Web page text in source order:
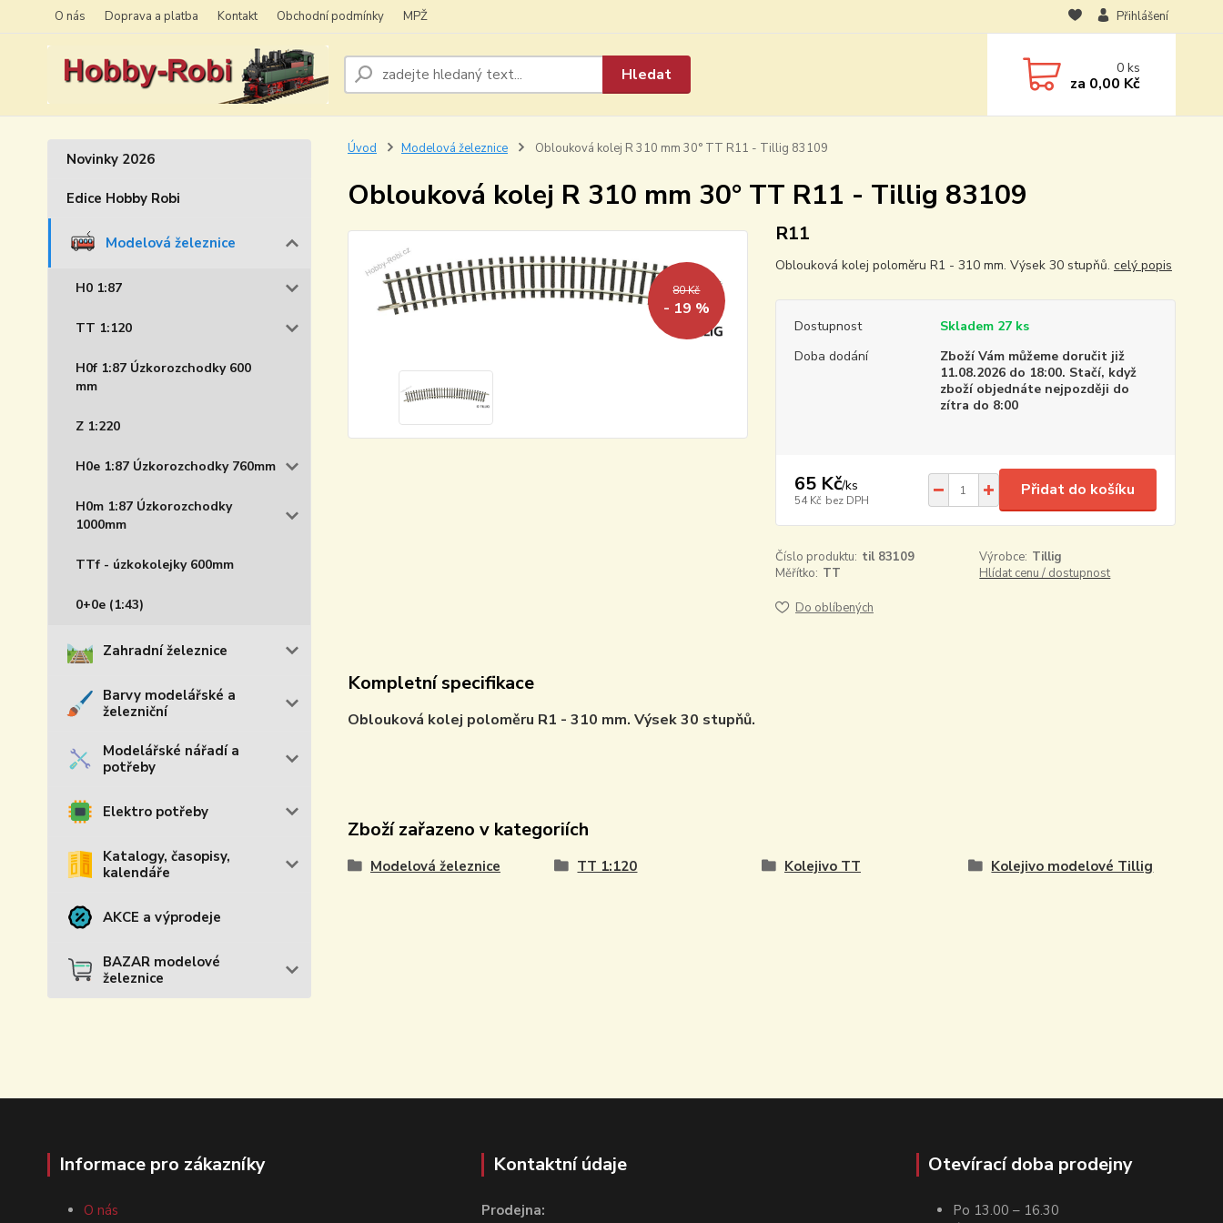
O nás Doprava a platba Kontakt Obchodní podmínky MPŽ Přihlášení
Hledat 0ks
za 0,00 Kč
Novinky 2026
Edice Hobby Robi
Modelová železnice
H0 1:87
TT 1:120
H0f 1:87 Úzkorozchodky 600
mm
Z 1:220
H0e 1:87 Úzkorozchodky 760mm
H0m 1:87 Úzkorozchodky
1000mm
TTf - úzkokolejky 600mm
0+0e (1:43)
Zahradní železnice
Barvy modelářské a
železniční
Modelářské nářadí a
potřeby
Elektro potřeby
Katalogy, časopisy,
kalendáře
AKCE a výprodeje
BAZAR modelové
železnice
Úvod Modelová železnice Oblouková kolej R 310 mm 30° TT R11 - Tillig 83109
Oblouková kolej R 310 mm 30° TT R11 - Tillig 83109
80 Kč
- 19 %
R11
Oblouková kolej poloměru R1 - 310 mm. Výsek 30 stupňů. celý popis
Dostupnost
Skladem 27 ks
Doba dodání
Zboží Vám můžeme doručit již
11.08.2026 do 18:00. Stačí, když
zboží objednáte nejpozději do
zítra do 8:00
65 Kč/ks
54 Kč bez DPH
Přidat do košíku
Číslo produktu: til 83109 Výrobce: Tillig
Měřítko: TT Hlídat cenu / dostupnost
Do oblíbených
Kompletní specifikace
Oblouková kolej poloměru R1 - 310 mm. Výsek 30 stupňů.
Zboží zařazeno v kategoriích
Modelová železnice TT 1:120 Kolejivo TT Kolejivo modelové Tillig
Informace pro zákazníky
O nás
Kontaktní údaje
Prodejna:
Otevírací doba prodejny
Po 13.00 – 16.30